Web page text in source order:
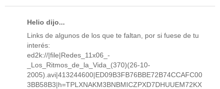
Helio dijo...
Links de algunos de los que te faltan, por si fuese de tu
interés:
ed2k://|file|Redes_11x06_-
_Los_Ritmos_de_la_Vida_(370)(26-10-
2005).avi|413244600|ED09B3FB76BBE72B74CCAFC00
3BB58B3|h=TPLXNAKM3BNBMICZPXD7DHUUEM72KX